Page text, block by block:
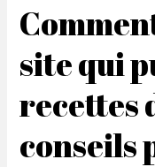
site qui
recettes
conseils